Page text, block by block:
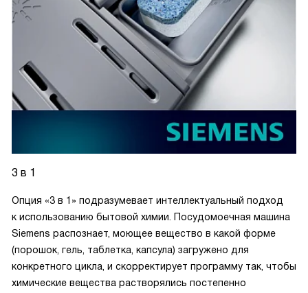
3 в 1
Опция «3 в 1» подразумевает интеллектуальный подход
к использованию бытовой химии. Посудомоечная машина
Siemens распознает, моющее вещество в какой форме
(порошок, гель, таблетка, капсула) загружено для
конкретного цикла, и скорректирует программу так, чтобы
химические вещества растворялись постепенно